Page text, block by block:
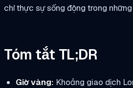
chỉ thực sự sống động trong
Tóm tắt TL;DR
Giờ vàng: Khoảng giao dịch